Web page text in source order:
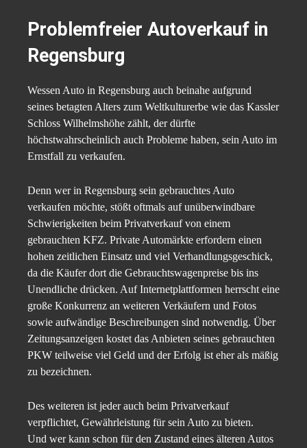
Problemfreier Autoverkauf in
Regensburg
Wessen Auto in Regensburg auch beinahe aufgrund
seines betagten Alters zum Weltkulturerbe wie das Kassler
Schloss Wilhelmshöhe zählt, der dürfte
höchstwahrscheinlich auch Probleme haben, sein Auto im
Ernstfall zu verkaufen.
Denn wer in Regensburg sein gebrauchtes Auto
verkaufen möchte, stößt oftmals auf unüberwindbare
Schwierigkeiten beim Privatverkauf von einem
gebrauchten KFZ. Private Automärkte erfordern einen
hohen zeitlichen Einsatz und viel Verhandlungsgeschick,
da die Käufer dort die Gebrauchtswagenpreise bis ins
Unendliche drücken. Auf Internetplattformen herrscht eine
große Konkurrenz an weiteren Verkäufern und Fotos
sowie aufwändige Beschreibungen sind notwendig. Über
Zeitungsanzeigen kostet das Anbieten seines gebrauchten
PKW teilweise viel Geld und der Erfolg ist eher als mäßig
zu bezeichnen.
Des weiteren ist jeder auch beim Privatverkauf
verpflichtet, Gewährleistung für sein Auto zu bieten.
Und wer kann schon für den Zustand eines älteren Autos